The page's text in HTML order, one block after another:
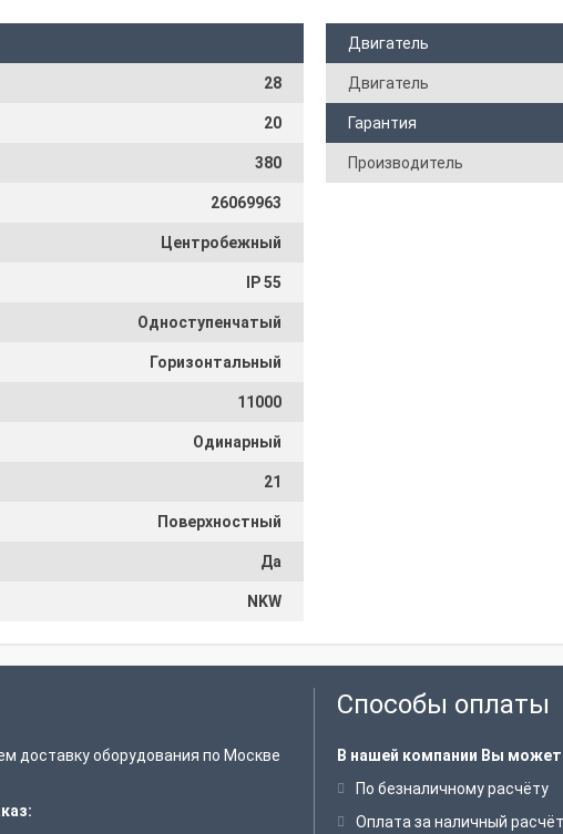
28
20
380
26069963
Центробежный
IP 55
Одноступенчатый
Горизонтальный
11000
Одинарный
21
Поверхностный
Да
NKW
Двигатель
Двигатель
Гарантия
Производитель
доставку оборудования по Москве
Способы оплаты
В нашей компании Вы
По безналичному расчёту
Оплата за наличный расчёт